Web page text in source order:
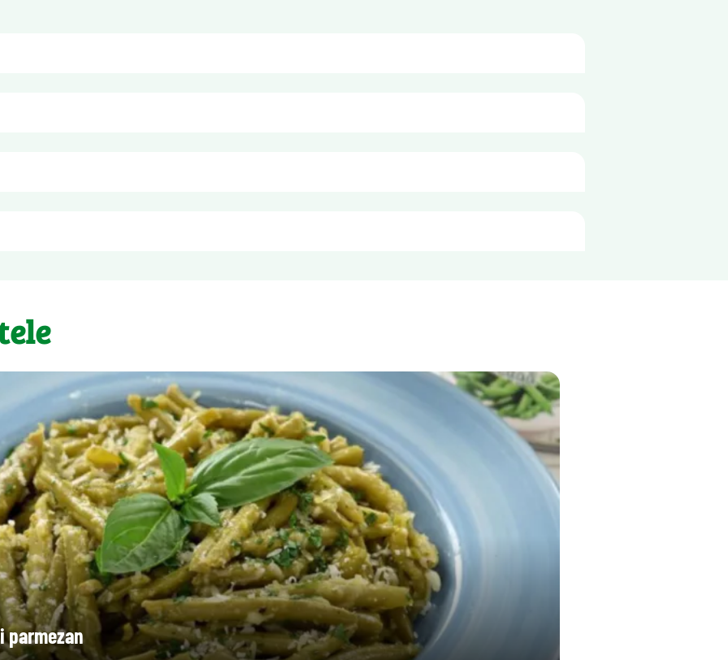
3,8 g
7,6 g
1,9 g
3,8 g
0,01 g 0,02 g
parmezan